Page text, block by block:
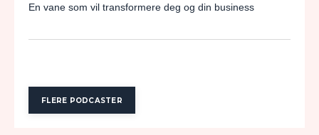
En vane som vil transformere deg og din business
FLERE PODCASTER